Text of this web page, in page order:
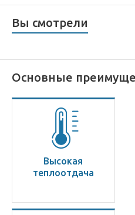
Вы смотрели
Основные
Высокая
теплоотдача